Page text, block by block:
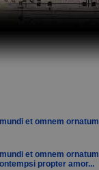
et omnem ornatum
et omnem ornatum
propter amor...